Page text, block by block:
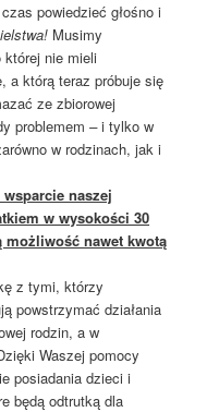
powiedzieć głośno i
Musimy
której nie mieli
a którą teraz próbuje się
ze zbiorowej
problemem–i tylko w
w rodzinach, jak i
naszej
w wysokości 30
możliwość nawet kwotą
z tymi, którzy
powstrzymać działania
rodzin, a w
Waszej pomocy
posiadania dzieci i
będą odtrutką dla